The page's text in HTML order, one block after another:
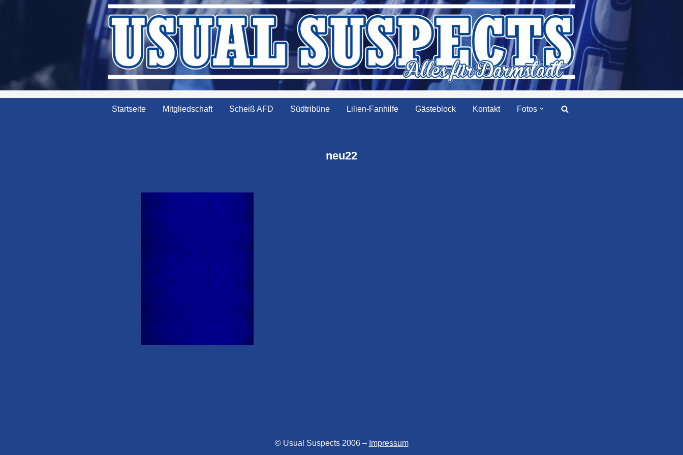
Startseite Mitgliedschaft Scheiß AFD Südtribüne Lilien-Fanhilfe Gästeblock Kontakt Fotos
neu22
© Usual Suspects 2006 – Impressum